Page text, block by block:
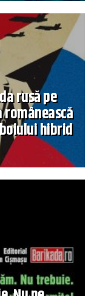
rusă pe
hibrid